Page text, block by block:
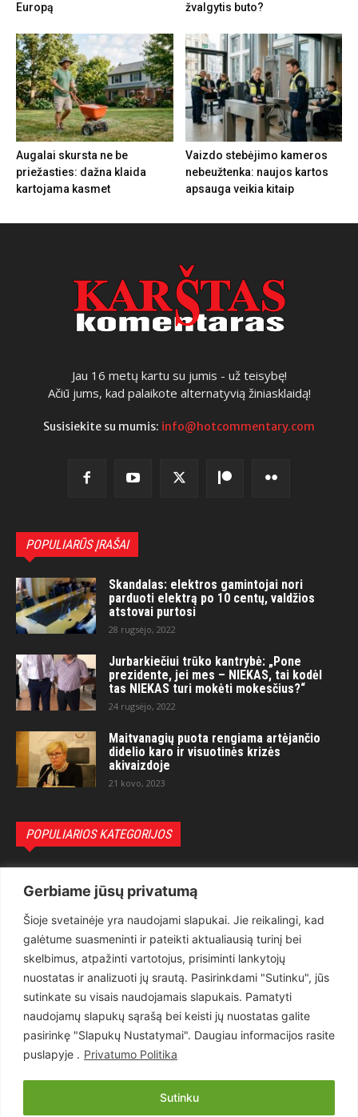
Gerbiame jūsų privatumą
Šioje svetainėje yra naudojami slapukai. Jie reikalingi, kad
galėtume suasmeninti ir pateikti aktualiausią turinį bei
skelbimus, atpažinti vartotojus, prisiminti lankytojų
nuostatas ir analizuoti jų srautą. Pasirinkdami "Sutinku", jūs
sutinkate su visais naudojamais slapukais. Pamatyti
naudojamų slapukų sąrašą bei keisti jų nuostatas galite
pasirinkę "Slapukų Nustatymai". Daugiau informacijos rasite
puslapyje . Privatumo Politika
Sutinku
Europą
žvalgytis buto?
Augalai skursta ne be
priežasties: dažna klaida
kartojama kasmet
Vaizdo stebėjimo kameros
nebeužtenka: naujos kartos
apsauga veikia kitaip
Jau 16 metų kartu su jumis - už teisybę!
Ačiū jums, kad palaikote alternatyvią žiniasklaidą!
Susisiekite su mumis: info@hotcommentary.com
POPULIARŪS ĮRAŠAI
Skandalas: elektros gamintojai nori
parduoti elektrą po 10 centų, valdžios
atstovai purtosi
28 rugsėjo, 2022
Jurbarkiečiui trūko kantrybė: „Pone
prezidente, jei mes – NIEKAS, tai kodėl
tas NIEKAS turi mokėti mokesčius?“
24 rugsėjo, 2022
Maitvanagių puota rengiama artėjančio
didelio karo ir visuotinės krizės
akivaizdoje
21 kovo, 2023
POPULIARIOS KATEGORIJOS
Teisėsauga
1497
Aktualu
Lietuva
619
Pasaulis
Статьи на русском
Articles in english